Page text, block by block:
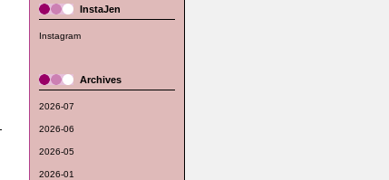
InstaJen
Instagram
Archives
2026-07
2026-06
2026-05
2026-01